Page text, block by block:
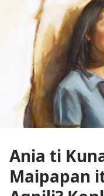
Ania ti
Maipapan